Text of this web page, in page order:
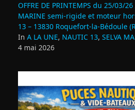
OFFRE DE PRINTEMPS du 25/03/
MARINE semi-rigide et moteur
13 – 13830 Roquefort‑la‑Bédoule
In A LA UNE, NAUTIC 13, SELVA
4 mai 2026